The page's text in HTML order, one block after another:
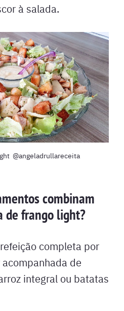
à salada.
@angeladrullareceita
combinam
de frango light?
completa por
de
integral ou batatas